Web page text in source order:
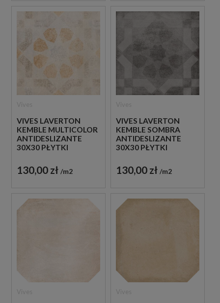
VIVES LAVERTON
KEMBLE MULTICOLOR
ANTIDESLIZANTE
30X30 PŁYTKI
GRESOWE
130,00 zł m2
VIVES LAVERTON
KEMBLE SOMBRA
ANTIDESLIZANTE
30X30 PŁYTKI
GRESOWE
130,00 zł m2